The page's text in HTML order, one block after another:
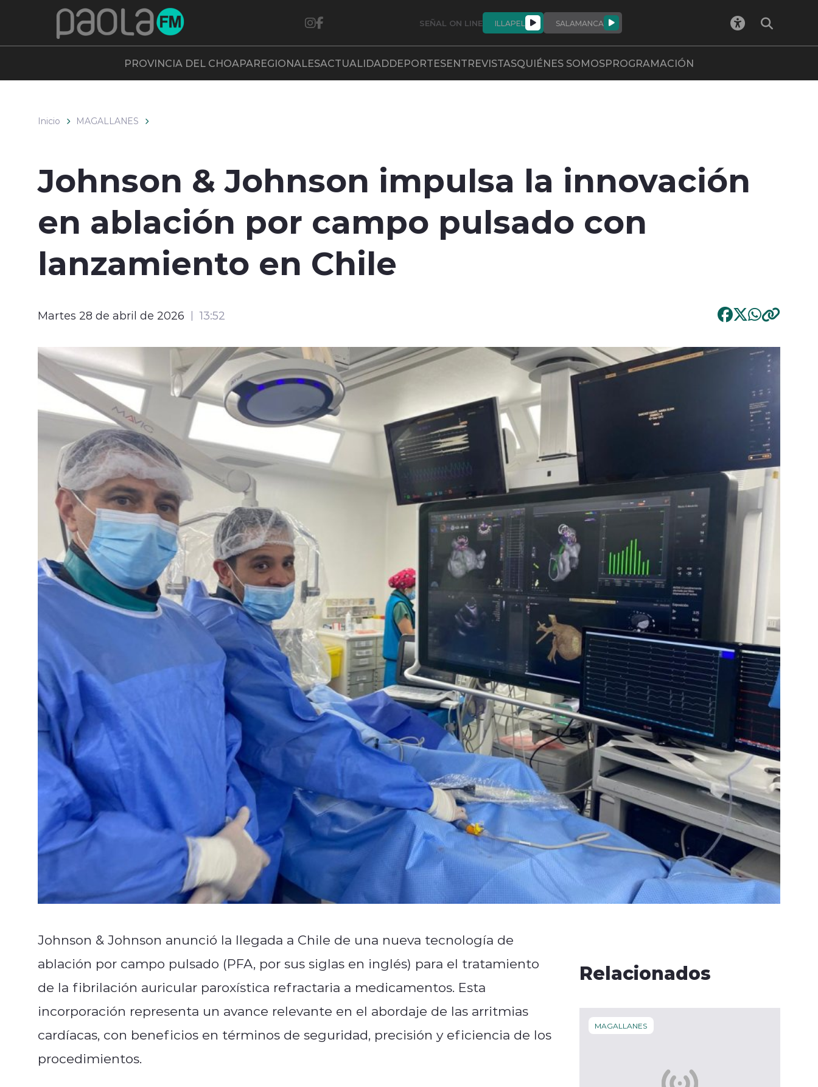
SEÑAL ON LINE ILLAPEL SALAMANCA
PROVINCIA DEL CHOAPAREGIONALESACTUALIDADDEPORTESENTREVISTASQUIÉNES SOMOSPROGRAMACIÓN
Inicio MAGALLANES
Johnson & Johnson impulsa la innovación
en ablación por campo pulsado con
lanzamiento en Chile
Martes 28 de abril de 2026 13:52
Johnson & Johnson anunció la llegada a Chile de una nueva tecnología de
ablación por campo pulsado (PFA, por sus siglas en inglés) para el tratamiento
de la fibrilación auricular paroxística refractaria a medicamentos. Esta
incorporación representa un avance relevante en el abordaje de las arritmias
cardíacas, con beneficios en términos de seguridad, precisión y eficiencia de los
procedimientos.
Relacionados
MAGALLANES